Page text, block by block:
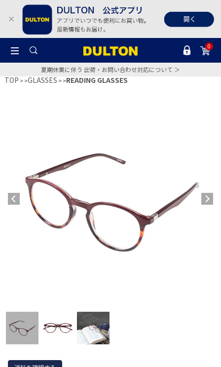
0
夏期休業に伴う 出荷・お問い合わせ対応について ＞
TOP >GLASSES >READING GLASSES